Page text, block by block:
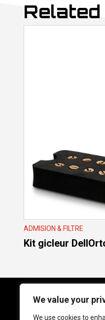
We value your
We use cookies to
ADMISION & FILTRE
Kit gicleur